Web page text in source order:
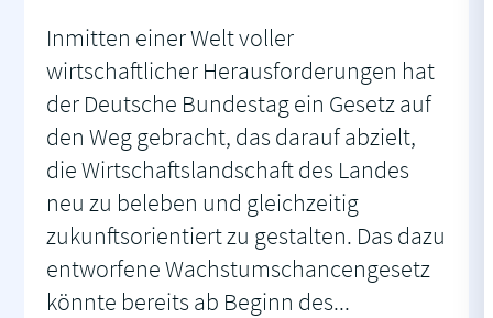
Inmitten einer Welt voller
wirtschaftlicher Herausforderungen hat
der Deutsche Bundestag ein Gesetz auf
den Weg gebracht, das darauf abzielt,
die Wirtschaftslandschaft des Landes
neu zu beleben und gleichzeitig
zukunftsorientiert zu gestalten. Das dazu
entworfene Wachstumschancengesetz
könnte bereits ab Beginn des...